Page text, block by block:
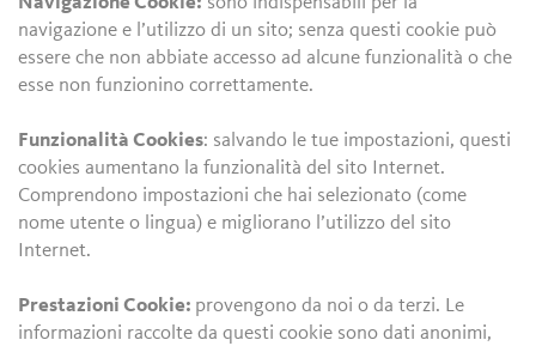
navigazione e l’utilizzo di un sito; senza questi cookie può
essere che non abbiate accesso ad alcune funzionalità o che
esse non funzionino correttamente.
Funzionalità Cookies: salvando le tue impostazioni, questi
cookies aumentano la funzionalità del sito Internet.
Comprendono impostazioni che hai selezionato (come
nome utente o lingua) e migliorano l’utilizzo del sito
Internet.
Prestazioni Cookie: provengono da noi o da terzi. Le
informazioni raccolte da questi cookie sono dati anonimi,